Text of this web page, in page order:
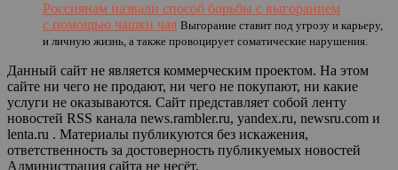
Россиянам назвали способ борьбы с выгоранием
с помощью чашки чая Выгорание ставит под угрозу и карьеру,
и личную жизнь, а также провоцирует соматические нарушения.
Данный сайт не является коммерческим проектом. На этом
сайте ни чего не продают, ни чего не покупают, ни какие
услуги не оказываются. Сайт представляет собой ленту
новостей RSS канала news.rambler.ru, yandex.ru, newsru.com и
lenta.ru . Материалы публикуются без искажения,
ответственность за достоверность публикуемых новостей
Администрация сайта не несёт.